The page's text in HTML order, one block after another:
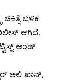
ಬಳಿಕ
ಆಗಿದೆ.
ಅಂಡ್
ಅಲಿ ಖಾನ್,